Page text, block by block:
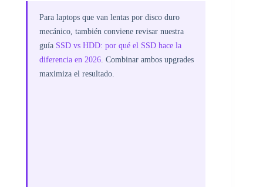
Para laptops que van lentas por disco duro
mecánico, también conviene revisar nuestra
guía SSD vs HDD: por qué el SSD hace la
diferencia en 2026. Combinar ambos upgrades
maximiza el resultado.